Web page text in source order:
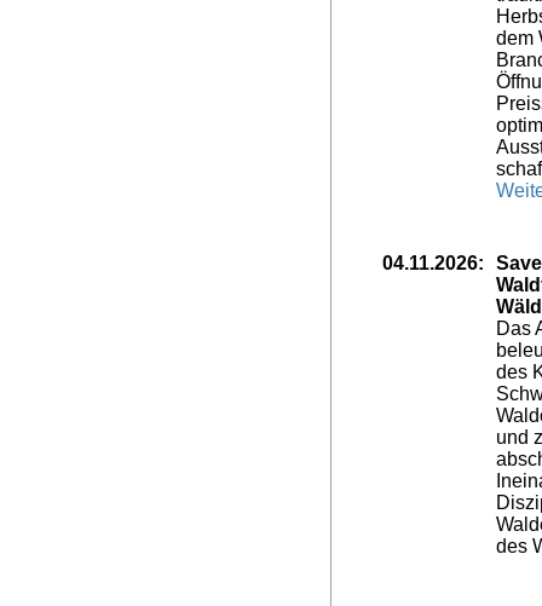
dem
04.11.2026:
Das
des
und
des